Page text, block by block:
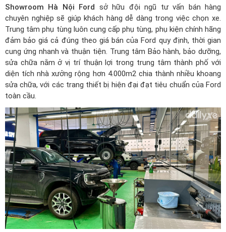
Showroom Hà Nội Ford sở hữu đội ngũ tư vấn bán hàng
chuyên nghiệp sẽ giúp khách hàng dễ dàng trong việc chọn xe.
Trung tâm phụ tùng luôn cung cấp phụ tùng, phụ kiện chính hãng
đảm bảo giá cả đúng theo giá bán của Ford quy định, thời gian
cung ứng nhanh và thuận tiện. Trung tâm Bảo hành, bảo dưỡng,
sửa chữa nằm ở vị trí thuận lợi trong trung tâm thành phố với
diện tích nhà xưởng rộng hơn 4.000m2 chia thành nhiều khoang
sửa chữa, với các trang thiết bị hiện đại đạt tiêu chuẩn của Ford
toàn cầu.